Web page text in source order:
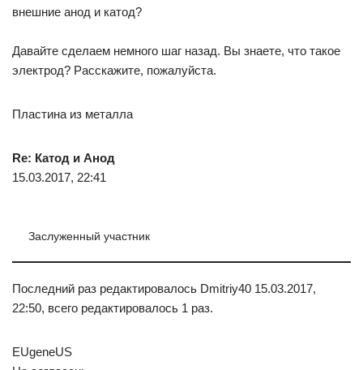
внешние анод и катод?
Давайте сделаем немного шаг назад. Вы знаете, что такое
электрод? Расскажите, пожалуйста.
Пластина из металла
Re: Катод и Анод
15.03.2017, 22:41
Заслуженный участник
Последний раз редактировалось Dmitriy40 15.03.2017,
22:50, всего редактировалось 1 раз.
EUgeneUS